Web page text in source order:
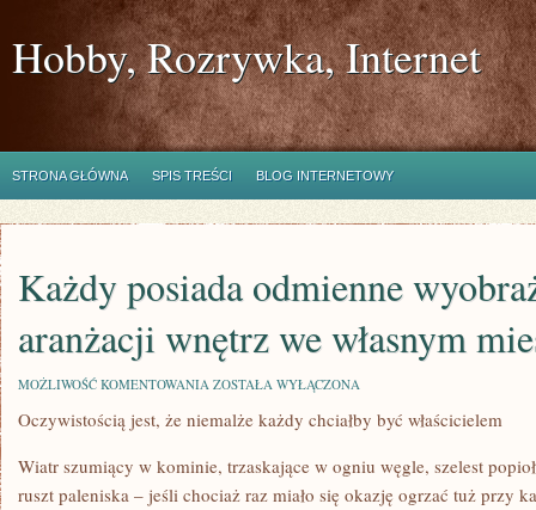
Hobby, Rozrywka, Internet
STRONA GŁÓWNA SPIS TREŚCI BLOG INTERNETOWY
Każdy posiada odmienne
aranżacji wnętrz we własnym
MOŻLIWOŚĆ KOMENTOWANIA KAŻDY
ODMIENNE
WYOBRAŻENIE
ARANŻACJI
WNĘTRZ
ZOSTAŁA WYŁĄCZONA
Oczywistością jest, że niemalże każdy chciałby być właścicielem
Wiatr szumiący w kominie, trzaskające w ogniu węgle, szelest
ruszt paleniska – jeśli chociaż raz miało się okazję ogrzać tuż przy